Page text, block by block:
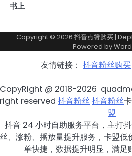
书上
Copyright © 2026 抖音点赞购买|
Powered by
友情链接： 抖音粉丝购买
CopyRight @ 2018-2026
right reserved 抖音粉丝抖音粉丝
盟
抖音 24 小时自助服务平台，主打
丝、涨粉、播放量提升服务，卡盟低
单快捷，数据提升明显，满足